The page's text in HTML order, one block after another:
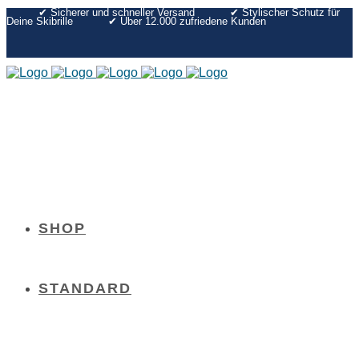
✔︎ Sicherer und schneller Versand ✔︎ Stylischer Schutz für
Deine Skibrille ✔︎ Über 12.000 zufriedene Kunden
SHOP
STANDARD